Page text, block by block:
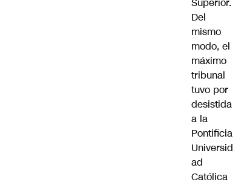
Del
mismo
modo, el
máximo
tribunal
tuvo por
desistida
a la
Pontificia
Universid
ad
Católica